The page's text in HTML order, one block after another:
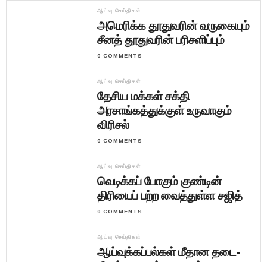
ஆய்வு செய்திகள்
அமெரிக்க தூதுவரின் வருகையும்
சீனத் தூதுவரின் பரிசளிப்பும்
0 COMMENTS
ஆய்வு செய்திகள்
தேசிய மக்கள் சக்தி
அரசாங்கத்துக்குள் உருவாகும்
விரிசல்
0 COMMENTS
ஆய்வு செய்திகள்
வெடிக்கப் போகும் குண்டின்
திரியைப் பற்ற வைத்துள்ள சஜித்
0 COMMENTS
ஆய்வு செய்திகள்
ஆய்வுக்கப்பல்கள் மீதான தடை-